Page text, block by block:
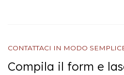
CONTATTACI IN MODO
Compila il form e